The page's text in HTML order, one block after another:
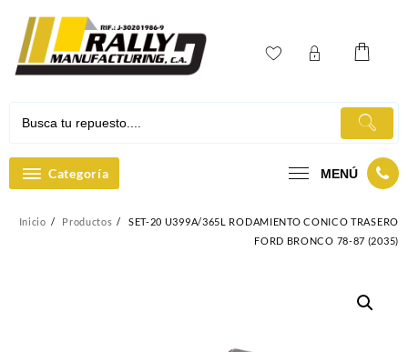
contenido
Categoría MENÚ
Inicio Productos
SET-20 U399A/365L RODAMIENTO CONICO TRASERO
FORD BRONCO 78-87 (2035)